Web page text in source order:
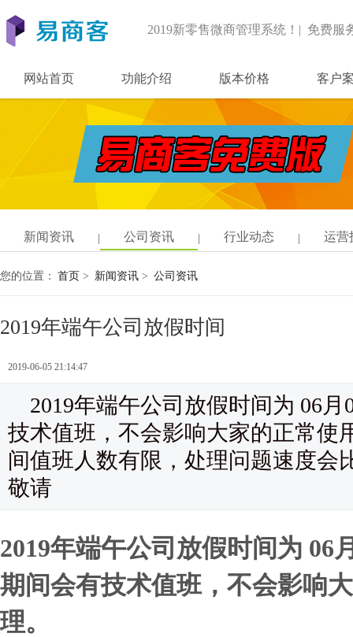
2019新零售微商管理系统！| 免费服
网站首页 功能介绍 版本价格 客户
新闻资讯 公司资讯 行业动态 运营
您的位置： 首页 > 新闻资讯 > 公司资讯
2019年端午公司放假时间
2019-06-05 21:14:47
2019年端午公司放假时间为 06月
技术值班，不会影响大家的正常使
间值班人数有限，处理问题速度会
敬请
2019年端午公司放假时间为 06
期间会有技术值班，不会影响
理。